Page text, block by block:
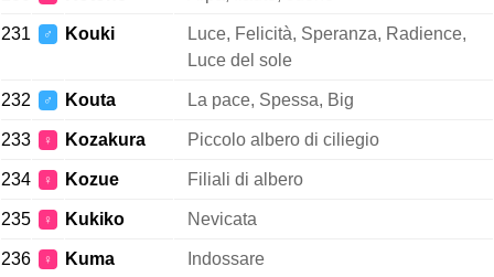
231 ♂ Kouki
Luce, Felicità, Speranza, Radience,
Luce del sole
232 ♂ Kouta La pace, Spessa, Big
233 ♀ Kozakura Piccolo albero di ciliegio
234 ♀ Kozue Filiali di albero
235 ♀ Kukiko Nevicata
236 ♀ Kuma Indossare